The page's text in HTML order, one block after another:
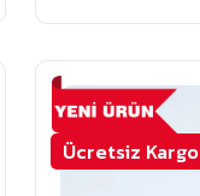
Ücretsiz Kargo